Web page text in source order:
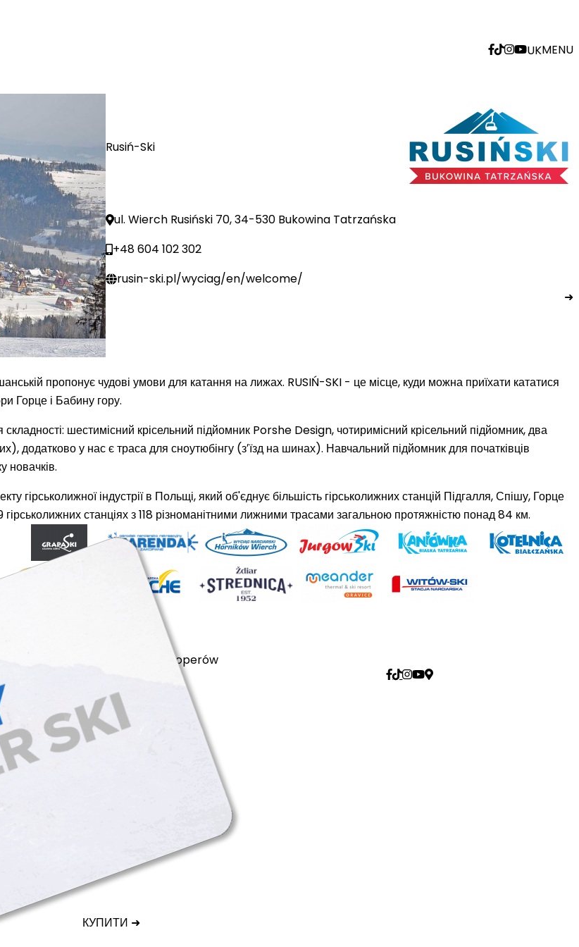
MENU
UK
Rusiń-Ski
ul. Wierch Rusiński 70, 34-530 Bukowina Tatrzańska
+48 604 102 302
rusin-ski.pl/wyciag/en/welcome/
➜
пропонує чудові умови для катання на лижах. RUSIŃ-SKI - це місце, куди можна приїхати кататися
Горце і Бабину гору.
складності: шестимісний крісельний підйомник Porshe Design, чотиримісний крісельний підйомник, два
додатково у нас є траса для сноутюбінгу (зʼїзд на шинах). Навчальний підйомник для початківців
новачків.
гірськолижної індустрії в Польщі, який об'єднує більшість гірськолижних станцій Підгалля, Спішу, Горце
гірськолижних станціяхз118 різноманітними лижними трасами загальною протяжністю понад 84 км.
dla developerów
КУПИТИ